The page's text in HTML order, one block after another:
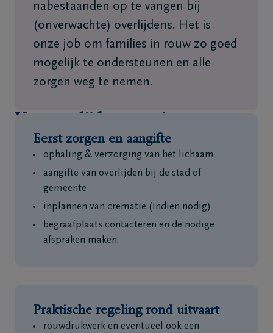
nabestaanden op te vangen bij
(onverwachte) overlijdens. Het is
onze job om families in rouw zo goed
mogelijk te ondersteunen en alle
zorgen weg te nemen.
Van overlijden tot uitvaart
Eerst zorgen en aangifte
ophaling & verzorging van het lichaam
aangifte van overlijden bij de stad of
gemeente
inplannen van crematie (indien nodig)
begraafplaats contacteren en de nodige
afspraken maken.
Praktische regeling rond uitvaart
rouwdrukwerk en eventueel ook een